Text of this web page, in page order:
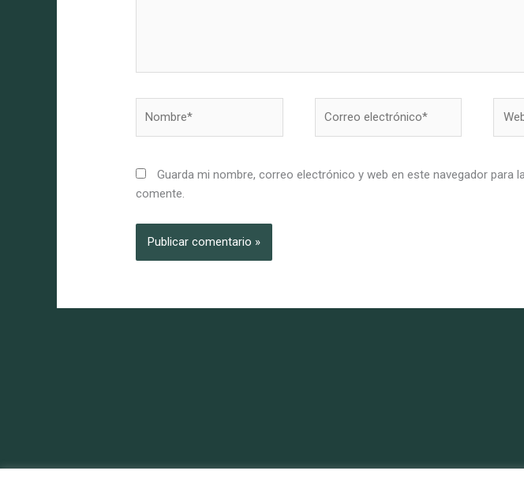
electrónico*
Guarda mi nombre, correo electrónico y web en este navegador para
comente.